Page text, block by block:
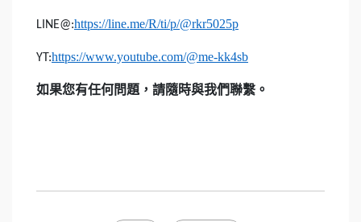
LINE@:https://line.me/R/ti/p/@rkr5025p
YT:https://www.youtube.com/@me-kk4sb
如果您有任何問題，請隨時與我們聯繫。